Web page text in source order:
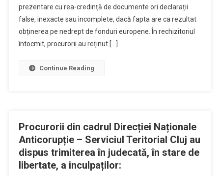
prezentare cu rea-credință de documente ori declarații
false, inexacte sau incomplete, dacă fapta are ca rezultat
obținerea pe nedrept de fonduri europene. În rechizitoriul
întocmit, procurorii au reținut […]
Continue Reading
Procurorii din cadrul Direcției Naționale
Anticorupție – Serviciul Teritorial Cluj au
dispus trimiterea în judecată, în stare de
libertate, a inculpaților: